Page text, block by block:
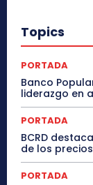
Topics
PORTADA
Banco
liderazgo en
PORTADA
BCRD
de los
PORTADA